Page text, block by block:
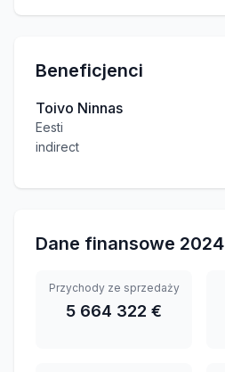
Beneficjenci
Toivo Ninnas
Eesti
indirect
Dane finansowe 2024
Przychody ze sprzedaży
5 664 322 €